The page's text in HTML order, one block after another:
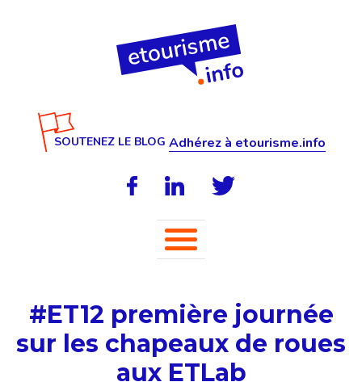
SOUTENEZ LE BLOG Adhérez à etourisme.info
#ET12 première journée
sur les chapeaux de roues
aux ETLab